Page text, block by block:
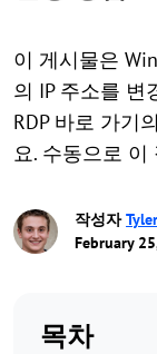
이 게시물은
의 IP 주소를 변
RDP 바로 가기
요. 수동으로 이
작성자Tyler
February
목차